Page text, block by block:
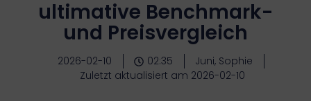
ultimative Benchmark-
und Preisvergleich
2026-02-10 02:35
Juni, Sophie
Zuletzt aktualisiert am 2026-02-10